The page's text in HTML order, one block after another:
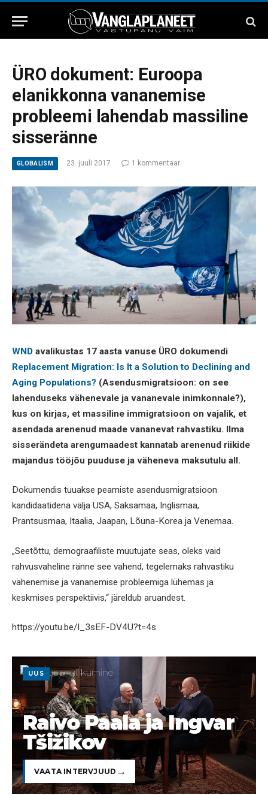
ÜRO dokument: Euroopa
elanikkonna vananemise
probleemi lahendab massiline
sisseränne
GLOBALISM 23. juuli 2017 1 kommentaar
WND avalikustas 17 aasta vanuse ÜRO dokumendi
Replacement Migration: Is It a Solution to Declining and
Aging Populations? (Asendusmigratsioon: on see
lahenduseks vähenevale ja vananevale inimkonnale?),
kus on kirjas, et massiline immigratsioon on vajalik, et
asendada arenenud maade vananevat rahvastiku. Ilma
sisserändeta arengumaadest kannatab arenenud riikide
majandus tööjõu puuduse ja väheneva maksutulu all.
Dokumendis tuuakse peamiste asendusmigratsioon
kandidaatidena välja USA, Saksamaa, Inglismaa,
Prantsusmaa, Itaalia, Jaapan, Lõuna-Korea ja Venemaa.
„Seetõttu, demograafiliste muutujate seas, oleks vaid
rahvusvaheline ränne see vahend, tegelemaks rahvastiku
vähenemise ja vananemise probleemiga lühemas ja
keskmises perspektiivis,“ järeldub aruandest.
https://youtu.be/I_3sEF-DV4U?t=4s
UUS
Raivo Paala ja Ingvar
Tšižikov
VAATA INTERVJUUD